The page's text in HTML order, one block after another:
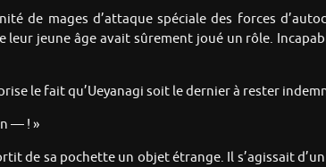
de mages d’attaque spéciale des forces
jeune âge avait sûrement joué un rôle.
le fait qu’Ueyanagi soit le dernier à rester
— ! »
de sa pochette un objet étrange. Il s’agissait